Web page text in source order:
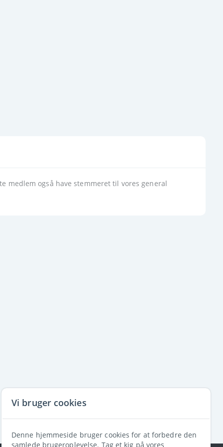
medlem også have stemmeret til vores general
Vi bruger cookies
Denne hjemmeside bruger cookies for at forbedre den
samlede brugeroplevelse. Tag et kig på vores